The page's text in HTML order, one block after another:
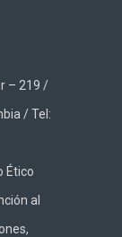
– 219 /
/ Tel:
Ético
al